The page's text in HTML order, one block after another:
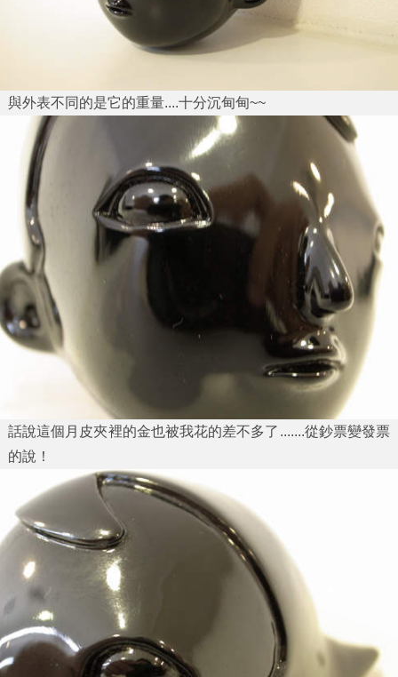
與外表不同的是它的重量....十分沉甸甸~~
話說這個月皮夾裡的金也被我花的差不多了.......從鈔票變發票
的說！